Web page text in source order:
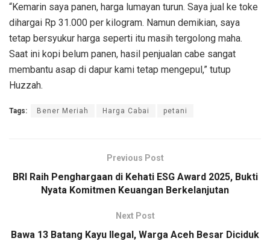
“Kemarin saya panen, harga lumayan turun. Saya jual ke toke
dihargai Rp 31.000 per kilogram. Namun demikian, saya
tetap bersyukur harga seperti itu masih tergolong maha.
Saat ini kopi belum panen, hasil penjualan cabe sangat
membantu asap di dapur kami tetap mengepul,” tutup
Huzzah.
Tags: Bener Meriah Harga Cabai petani
Previous Post
BRI Raih Penghargaan di Kehati ESG Award 2025, Bukti
Nyata Komitmen Keuangan Berkelanjutan
Next Post
Bawa 13 Batang Kayu Ilegal, Warga Aceh Besar Diciduk